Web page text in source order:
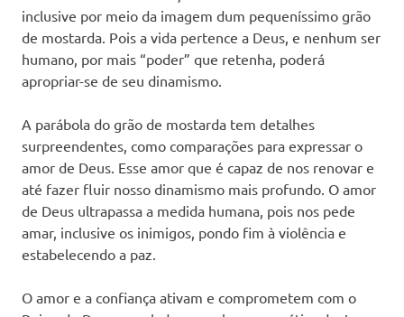
inclusive por meio da imagem dum pequeníssimo grão
de mostarda. Pois a vida pertence a Deus, e nenhum ser
humano, por mais “poder” que retenha, poderá
apropriar-se de seu dinamismo.
A parábola do grão de mostarda tem detalhes
surpreendentes, como comparações para expressar o
amor de Deus. Esse amor que é capaz de nos renovar e
até fazer fluir nosso dinamismo mais profundo. O amor
de Deus ultrapassa a medida humana, pois nos pede
amar, inclusive os inimigos, pondo fim à violência e
estabelecendo a paz.
O amor e a confiança ativam e comprometem com o